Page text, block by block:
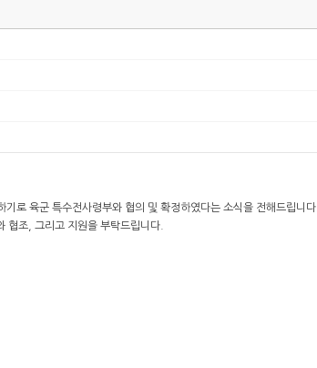
로 육군 특수전사령부와 협의 및 확정하였다는 소식을 전해드립니다.
협조, 그리고 지원을 부탁드립니다.